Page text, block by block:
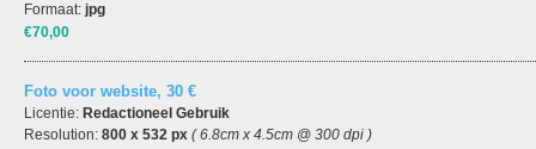
Formaat: jpg
€70,00
Foto voor website, 30 €
Licentie: Redactioneel Gebruik
Resolution: 800 x 532 px ( 6.8cm x 4.5cm @ 300 dpi )